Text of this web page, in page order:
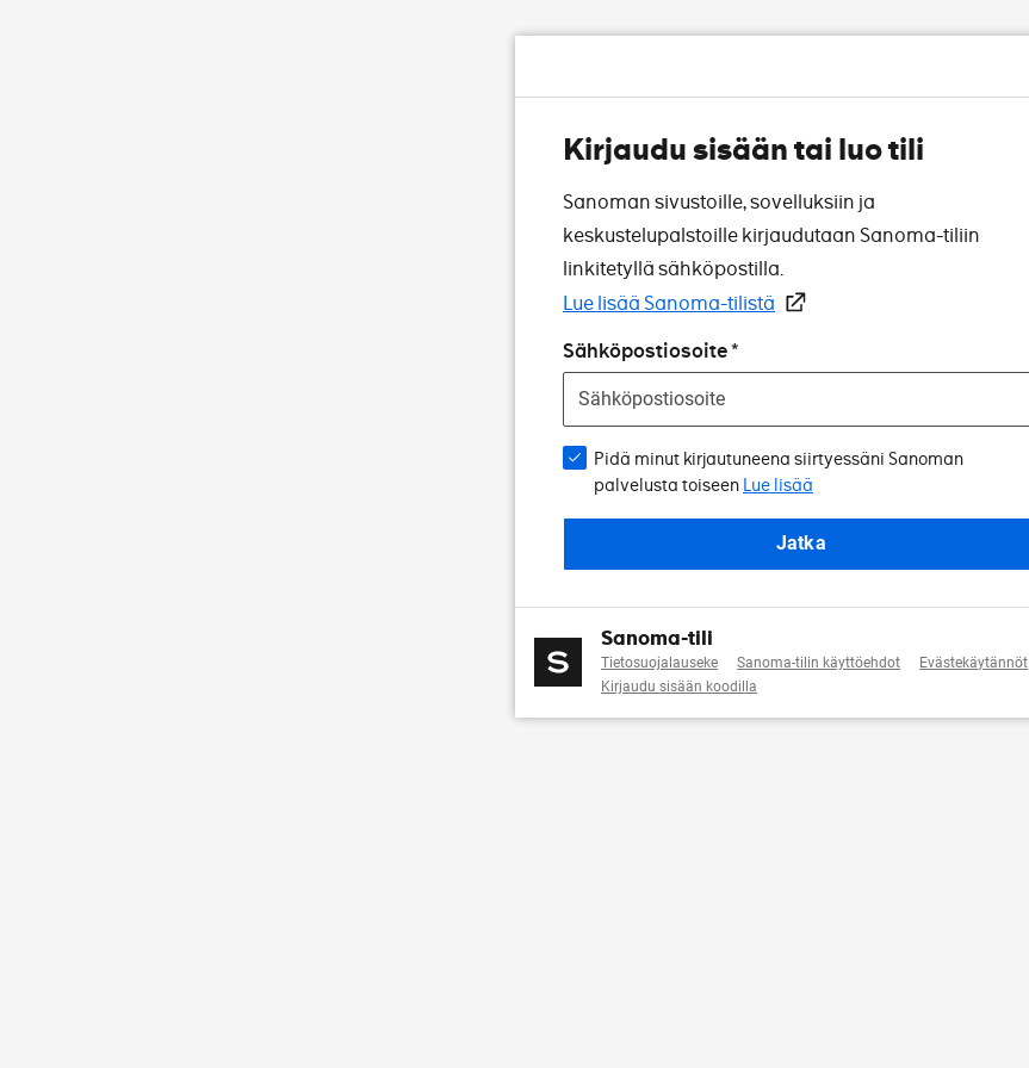
Kirjaudu sisään tai luo tili
Sanoman sivustoille, sovelluksiin ja
keskustelupalstoille kirjaudutaan Sanoma-tiliin
linkitetyllä sähköpostilla.
Lue lisää Sanoma-tilistä
Sähköpostiosoite
Pidä minut kirjautuneena siirtyessäni Sanoman
palvelusta toiseen Lue lisää
Jatka
Sanoma-tili
Tietosuojalauseke Sanoma-tilin käyttöehdot
Evästekäytännöt
Kirjaudu sisään koodilla